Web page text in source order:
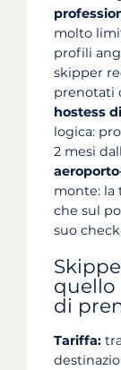
molto
profili
skipper
prenotati
hostess
logica:
2 mesi
monte: la
che sul
suo
quello
di
Tariffa: